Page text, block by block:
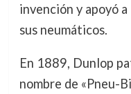
invención y apoyó
sus neumáticos.
En 1889, Dunlop
nombre de «Pneu-